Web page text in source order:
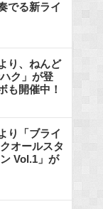
でる新ライ
り、ねんど
ク」が登
も開催中！
り「ブライ
オールスタ
Vol.1」が